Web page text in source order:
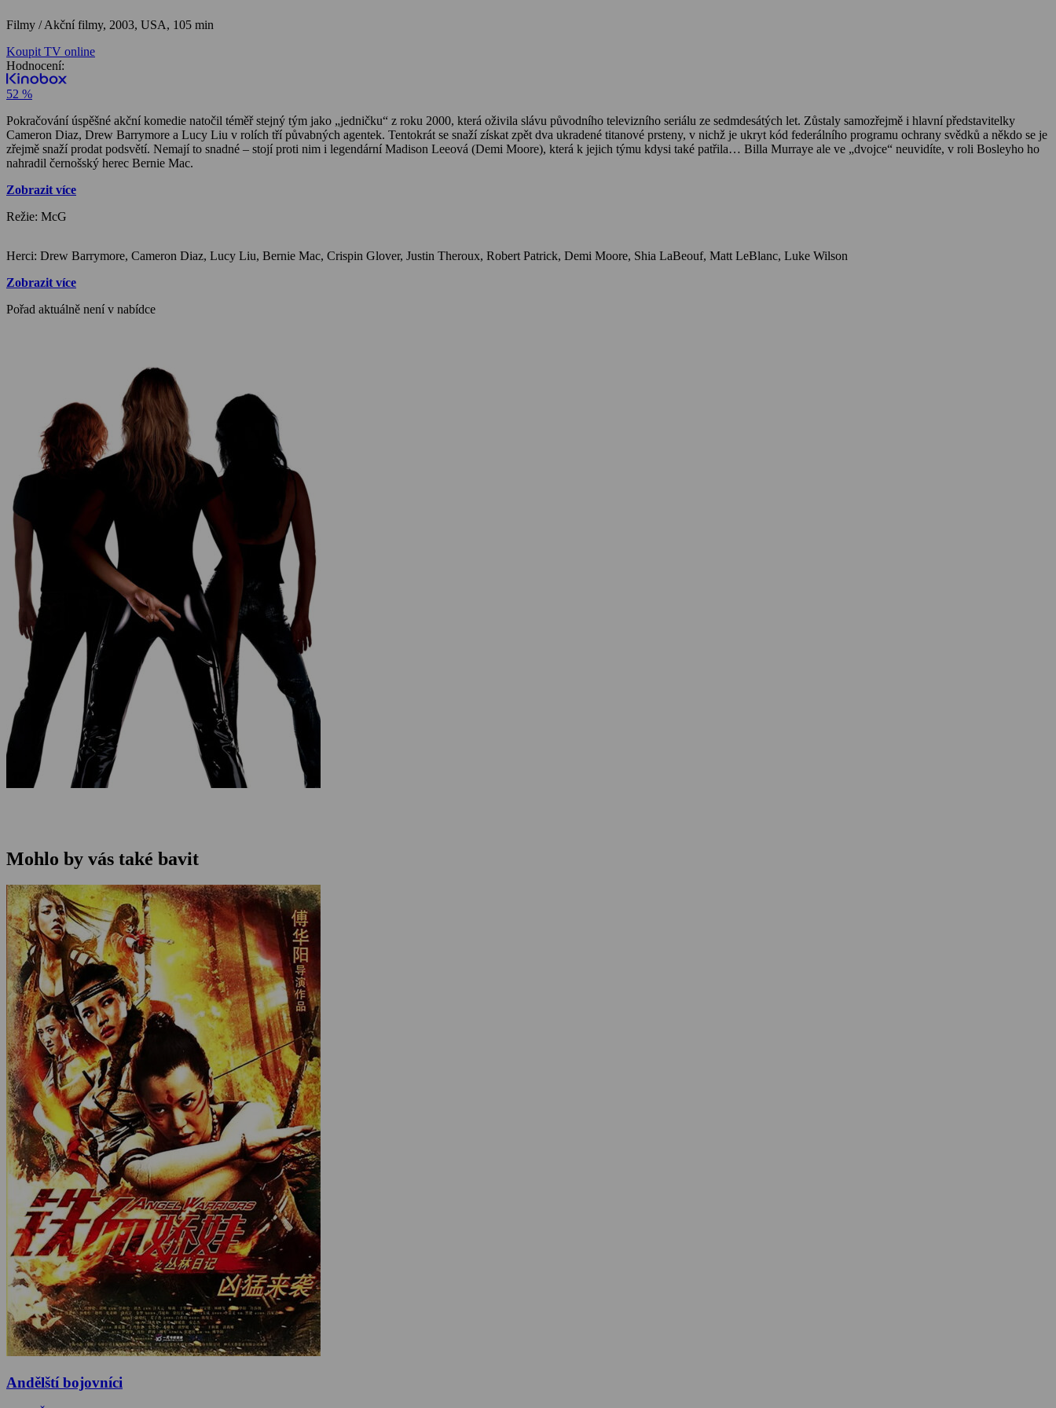
Filmy / Akční filmy, 2003, USA, 105 min
Koupit TV online
Hodnocení:
52 %
Pokračování úspěšné akční komedie natočil téměř stejný tým jako „jedničku“ z roku 2000, která oživila slávu původního televizního seriálu ze sedmdesátých let. Zůstaly samozřejmě i hlavní představitelky
Cameron Diaz, Drew Barrymore a Lucy Liu v rolích tří půvabných agentek. Tentokrát se snaží získat zpět dva ukradené titanové prsteny, v nichž je ukryt kód federálního programu ochrany svědků a někdo se je
zřejmě snaží prodat podsvětí. Nemají to snadné – stojí proti nim i legendární Madison Leeová (Demi Moore), která k jejich týmu kdysi také patřila… Billa Murraye ale ve „dvojce“ neuvidíte, v roli Bosleyho ho
nahradil černošský herec Bernie Mac.
Zobrazit více
Režie: McG
Herci: Drew Barrymore, Cameron Diaz, Lucy Liu, Bernie Mac, Crispin Glover, Justin Theroux, Robert Patrick, Demi Moore, Shia LaBeouf, Matt LeBlanc, Luke Wilson
Zobrazit více
Pořad aktuálně není v nabídce
Mohlo by vás také bavit
Andělští bojovníci